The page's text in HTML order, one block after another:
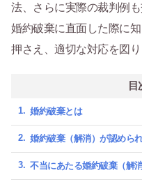
法、さらに実際の裁判例
婚約破棄に直面した際に
押さえ、適切な対応を図り
目
婚約破棄とは
婚約破棄（解消）が認めら
不当にあたる婚約破棄（解